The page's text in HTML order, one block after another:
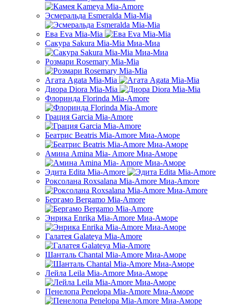
Эсмеральда Esmeralda Mia-Mia
Ева Eva Mia-Mia
Сакура Sakura Mia-Mia Миа-Миа
Розмари Rosemary Mia-Mia
Агата Agata Mia-Mia
Диора Diora Mia-Mia
Флоринда Florinda Mia-Amore
Грация Garcia Mia-Amore
Беатрис Beatris Mia-Amore Миа-Аморе
Амина Amina Mia- Amore Миа-Аморе
Эдита Edita Mia-Amore
Роксолана Roxsalana Mia-Amore Миа-Amore
Бергамо Bergamo Mia-Amore
Энрика Enrika Mia-Amore Миа-Аморе
Галатея Galateya Mia-Amore
Шанталь Chantal Mia-Amore Миа-Аморе
Лейла Leila Mia-Amore Миа-Аморе
Пенелопа Penelopa Mia-Amore Миа-Аморе